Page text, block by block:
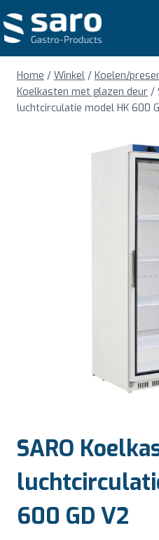
naar
inhoud
Home / Winkel / Koelen/
Koelkasten met glazen deur /
luchtcirculatie model HK 600
SARO
600 GD V2